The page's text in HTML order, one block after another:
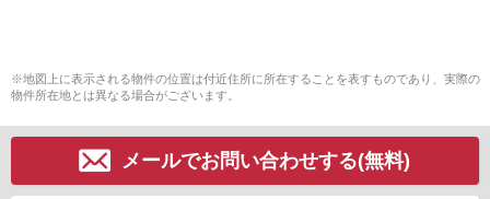
※地図上に表示される物件の位置は付近住所に所在することを表すものであり、実際の
物件所在地とは異なる場合がございます。
メールでお問い合わせする(無料)